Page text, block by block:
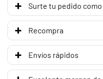
Surte tu pedido
Recompra
Envíos rápidos